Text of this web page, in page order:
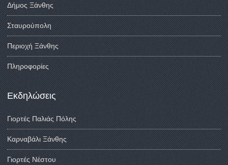
Δήμος Ξάνθης
Σταυρούπολη
Περιοχή Ξάνθης
Πληροφορίες
Εκδηλώσεις
Γιορτές Παλιάς Πόλης
Καρναβάλι Ξάνθης
Γιορτές Νέστου